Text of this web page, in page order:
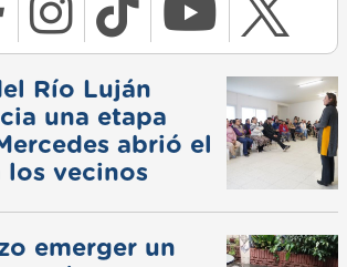
Río Luján
una etapa
abrió el
los vecinos
emerger un